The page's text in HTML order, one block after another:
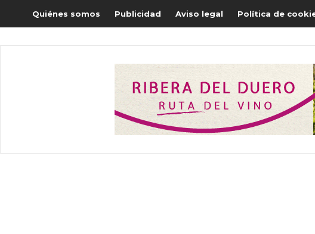
Quiénes somos Publicidad Aviso legal Política de